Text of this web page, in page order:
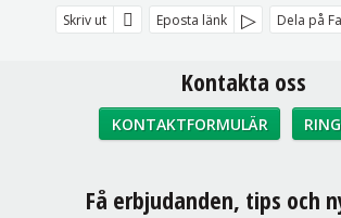
Skriv ut Eposta länk Dela på
Kontakta oss
KONTAKTFORMULÄR
Sociala medier
Få erbjudanden, tips och